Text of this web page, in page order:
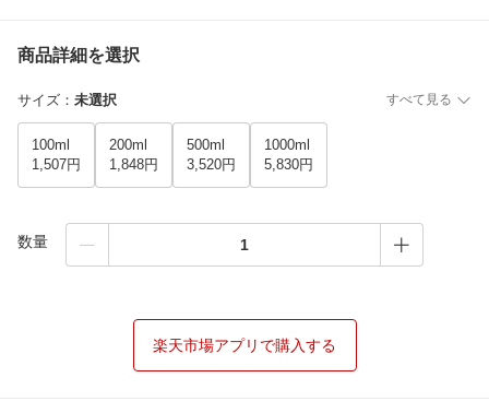
商品詳細を選択
サイズ ： 未選択 すべて見る
100ml
1,507円
200ml
1,848円
500ml
3,520円
1000ml
5,830円
数量
楽天市場アプリで購入する